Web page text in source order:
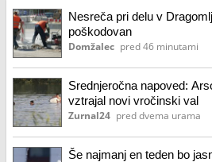
Nesreča pri delu v
poškodovan
Domžalec pred 46 minutami
Srednjeročna napoved:
vztrajal novi vročinski val
Zurnal24 pred dvema urama
Še najmanj en teden bo